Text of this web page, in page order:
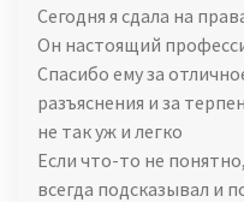
Сегодня я сдала на
Он настоящий
Спасибо ему за
разъяснения и за
не так уж и легко
Если что-то не
всегда подсказывал и